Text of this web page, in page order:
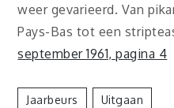
weer gevarieerd. Van
Pays-Bas tot een
september 1961, pagina 4
Jaarbeurs Uitgaan